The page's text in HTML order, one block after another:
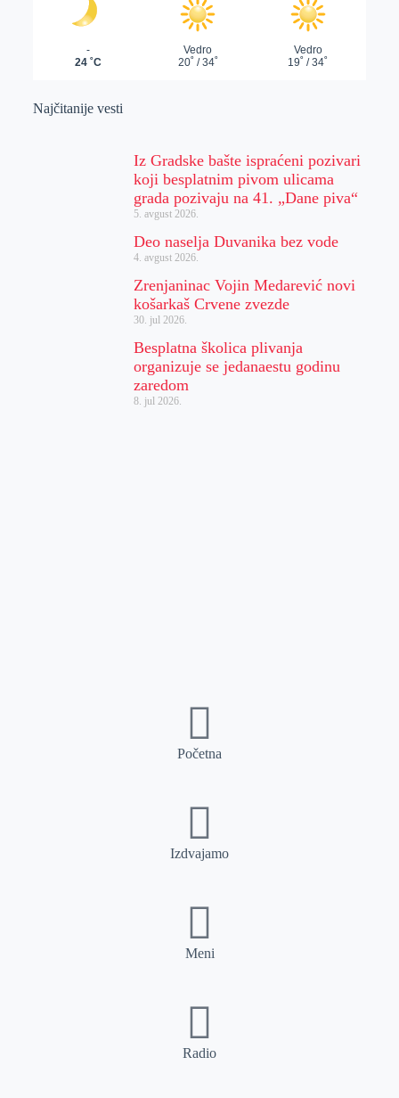
Najčitanije vesti
Iz Gradske bašte ispraćeni pozivari
koji besplatnim pivom ulicama
grada pozivaju na 41. „Dane piva“
5. avgust 2026.
Deo naselja Duvanika bez vode
4. avgust 2026.
Zrenjaninac Vojin Medarević novi
košarkaš Crvene zvezde
30. jul 2026.
Besplatna školica plivanja
organizuje se jedanaestu godinu
zaredom
8. jul 2026.
Početna
Izdvajamo
Meni
Radio